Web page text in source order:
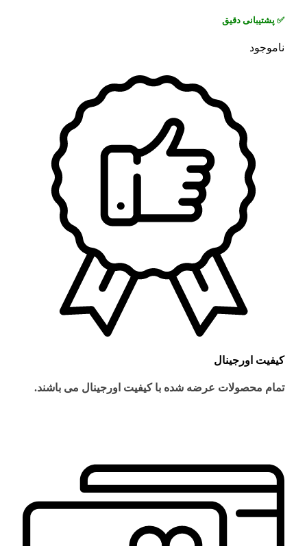
✅ پشتیبانی دقیق
ناموجود
کیفیت اورجینال
تمام محصولات عرضه شده با کیفیت اورجینال می باشند.